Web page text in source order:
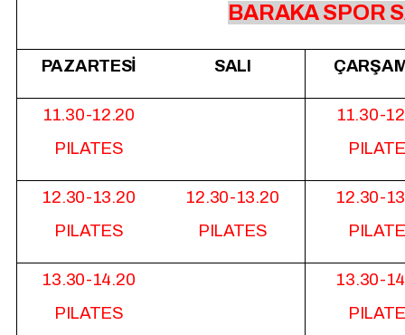
BARAKA SPOR
PAZARTESİ SALI
11.30-12.20
PILATES
11.30-
12.30-13.20
PILATES
12.30-13.20
PILATES
12.30-
13.30-14.20
PILATES
13.30-